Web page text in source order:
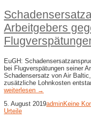
Arbeitgebers
EuGH:
bei Flugverspätungen seiner
Schadensersatz von Air
zusätzliche Lohnkosten
weiterlesen →
5. August 2019adminKeine
Urteile